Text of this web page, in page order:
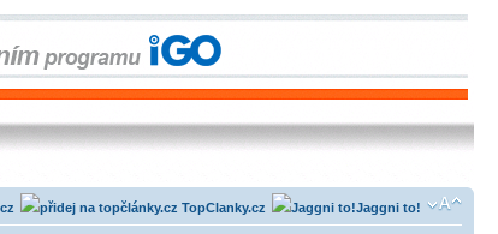
Jaggni to!
TopClanky.cz